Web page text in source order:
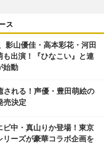
ス
影山優佳・高本彩花・河田
も出演！『ひなこい』と連
始動
される！声優・豊田萌絵の
売決定
ビ中・真山りか登場！東京
リーズが豪華コラボ企画を